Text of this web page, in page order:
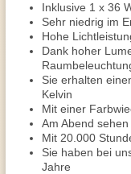
Inklusive 1 x 36
Sehr niedrig im
Hohe
Dank hoher
Sie erhalten
Kelvin
Mit einer
Am Abend
Mit 20.000
Sie haben bei
Jahre